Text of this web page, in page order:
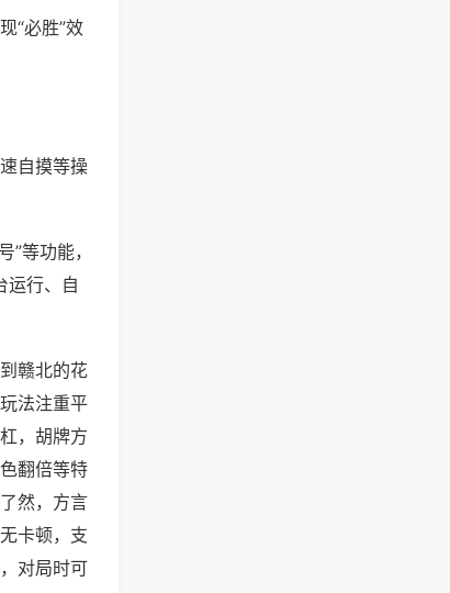
“必胜”效
自摸等操
等功能，
运行、自
赣北的花
法注重平
，胡牌方
翻倍等特
然，方言
卡顿，支
对局时可